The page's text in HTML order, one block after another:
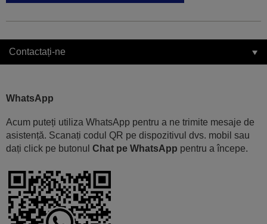
Contactați-ne
WhatsApp
Acum puteți utiliza WhatsApp pentru a ne trimite mesaje de
asistență. Scanați codul QR pe dispozitivul dvs. mobil sau
dați click pe butonul Chat pe WhatsApp pentru a începe.